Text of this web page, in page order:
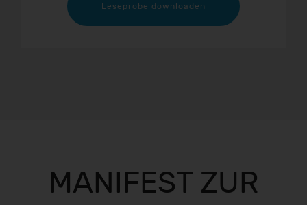
Leseprobe downloaden
MANIFEST ZUR